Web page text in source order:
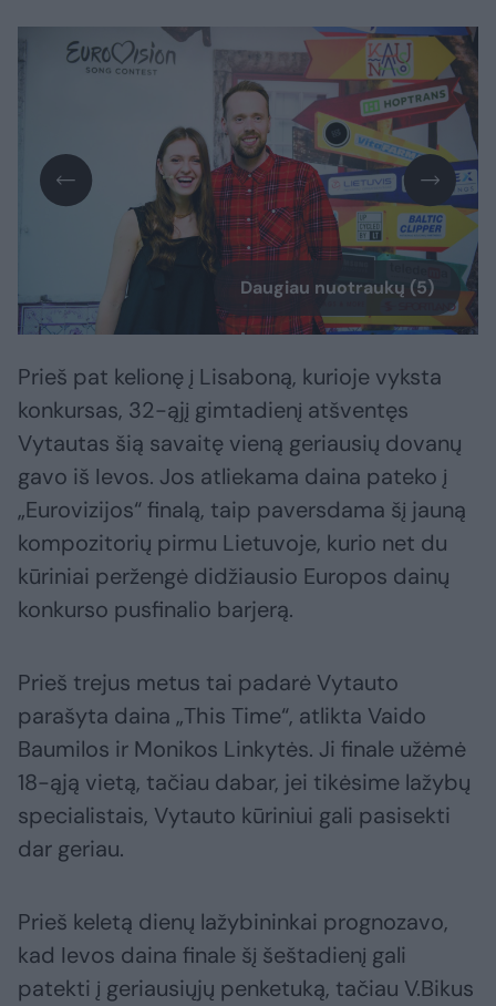
Daugiau nuotraukų (5)
Prieš pat kelionę į Lisaboną, kurioje vyksta
konkursas, 32-ąjį gimtadienį atšventęs
Vytautas šią savaitę vieną geriausių dovanų
gavo iš Ievos. Jos atliekama daina pateko į
„Eurovizijos“ finalą, taip paversdama šį jauną
kompozitorių pirmu Lietuvoje, kurio net du
kūriniai peržengė didžiausio Europos dainų
konkurso pusfinalio barjerą.
Prieš trejus metus tai padarė Vytauto
parašyta daina „This Time“, atlikta Vaido
Baumilos ir Monikos Linkytės. Ji finale užėmė
18-ąją vietą, tačiau dabar, jei tikėsime lažybų
specialistais, Vytauto kūriniui gali pasisekti
dar geriau.
Prieš keletą dienų lažybininkai prognozavo,
kad Ievos daina finale šį šeštadienį gali
patekti į geriausiųjų penketuką, tačiau V.Bikus